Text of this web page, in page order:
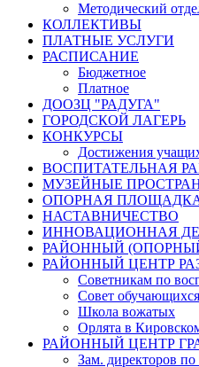
Методический
КОЛЛЕКТИВЫ
ПЛАТНЫЕ УСЛУГИ
РАСПИСАНИЕ
Бюджетное
Платное
ДООЗЦ "РАДУГА"
ГОРОДСКОЙ ЛАГЕРЬ
КОНКУРСЫ
Достижения
ВОСПИТАТЕЛЬНАЯ
МУЗЕЙНЫЕ
ОПОРНАЯ ПЛОЩАДКА
НАСТАВНИЧЕСТВО
ИННОВАЦИОННАЯ
РАЙОННЫЙ
РАЙОННЫЙ ЦЕНТР
Советникам по
Совет обучающихся
Школа вожатых
Орлята в
РАЙОННЫЙ ЦЕНТР
Зам. директоров